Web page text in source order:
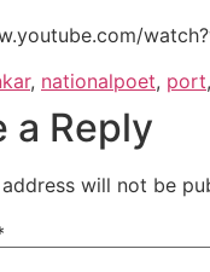
, nationalpoet, port,
a Reply
will not be